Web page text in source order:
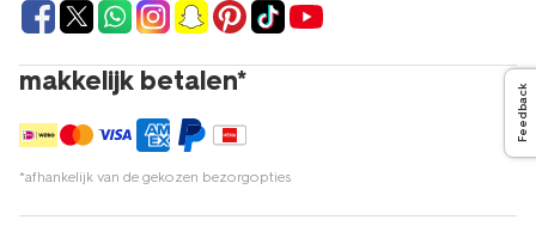
makkelijk betalen*
*afhankelijk van de gekozen bezorgopties
Feedback